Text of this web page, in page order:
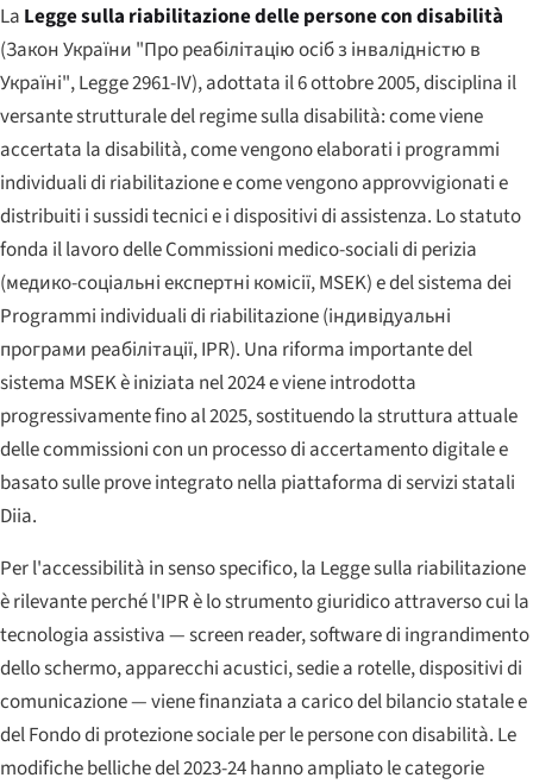
La Legge sulla riabilitazione delle persone con disabilità
(Закон України "Про реабілітацію осіб з інвалідністю в
Україні", Legge 2961-IV), adottata il 6 ottobre 2005, disciplina il
versante strutturale del regime sulla disabilità: come viene
accertata la disabilità, come vengono elaborati i programmi
individuali di riabilitazione e come vengono approvvigionati e
distribuiti i sussidi tecnici e i dispositivi di assistenza. Lo statuto
fonda il lavoro delle Commissioni medico-sociali di perizia
(медико-соціальні експертні комісії, MSEK) e del sistema dei
Programmi individuali di riabilitazione (індивідуальні
програми реабілітації, IPR). Una riforma importante del
sistema MSEK è iniziata nel 2024 e viene introdotta
progressivamente fino al 2025, sostituendo la struttura attuale
delle commissioni con un processo di accertamento digitale e
basato sulle prove integrato nella piattaforma di servizi statali
Diia.
Per l'accessibilità in senso specifico, la Legge sulla riabilitazione
è rilevante perché l'IPR è lo strumento giuridico attraverso cui la
tecnologia assistiva — screen reader, software di ingrandimento
dello schermo, apparecchi acustici, sedie a rotelle, dispositivi di
comunicazione — viene finanziata a carico del bilancio statale e
del Fondo di protezione sociale per le persone con disabilità. Le
modifiche belliche del 2023-24 hanno ampliato le categorie